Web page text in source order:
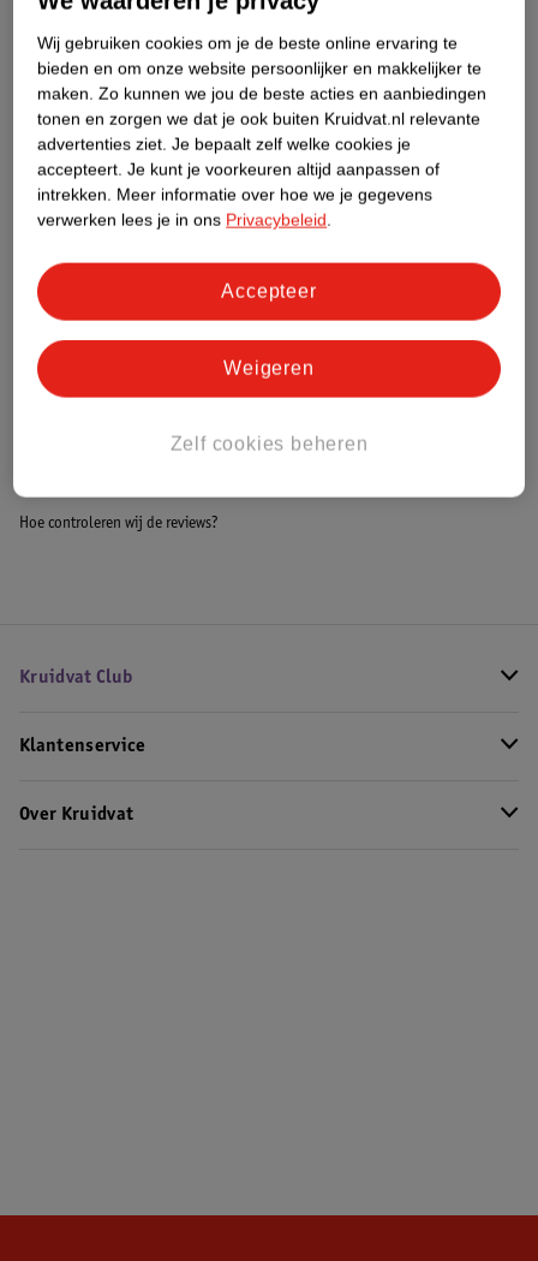
Over dit product
Productinformatie
Nature Impact Score
Dit product heeft (nog) geen Nature
Impact Score.
Meer informatie
Bestel & Bezorginformatie
Hoe controleren wij de reviews?
Kruidvat Club
Klantenservice
Over Kruidvat
Wij gebruiken cookies om je de beste online ervaring te
bieden en om onze website persoonlijker en makkelijker te
maken. Zo kunnen we jou de beste acties en aanbiedingen
tonen en zorgen we dat je ook buiten Kruidvat.nl relevante
advertenties ziet. Je bepaalt zelf welke cookies je
accepteert. Je kunt je voorkeuren altijd aanpassen of
intrekken. Meer informatie over hoe we je gegevens
verwerken lees je in ons Privacybeleid.
Zelf cookies beheren
Weigeren
Accepteer